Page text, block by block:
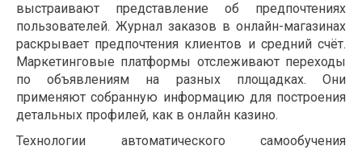
выстраивают представление об предпочтениях
пользователей. Журнал заказов в онлайн-магазинах
раскрывает предпочтения клиентов и средний счёт.
Маркетинговые платформы отслеживают переходы
по объявлениям на разных площадках. Они
применяют собранную информацию для построения
детальных профилей, как в онлайн казино.
Технологии автоматического самообучения